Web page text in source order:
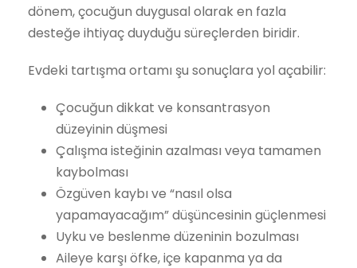
dönem, çocuğun duygusal olarak en fazla
desteğe ihtiyaç duyduğu süreçlerden biridir.
Evdeki tartışma ortamı şu sonuçlara yol açabilir:
Çocuğun dikkat ve konsantrasyon
düzeyinin düşmesi
Çalışma isteğinin azalması veya tamamen
kaybolması
Özgüven kaybı ve “nasıl olsa
yapamayacağım” düşüncesinin güçlenmesi
Uyku ve beslenme düzeninin bozulması
Aileye karşı öfke, içe kapanma ya da